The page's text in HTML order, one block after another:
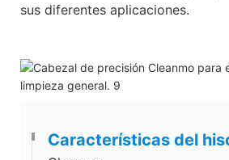
sus diferentes aplicaciones.
Características del